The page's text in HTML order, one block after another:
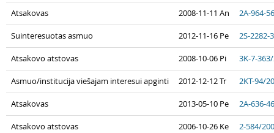
Atsakovas 2008-11-11 An 2A-964-
Suinteresuotas asmuo 2012-11-16 Pe 2S-2282-
Atsakovo atstovas 2008-10-06 Pi 3K-7-
Asmuo/institucija viešajam interesui apginti 2012-12-12 Tr 2KT-94/
Atsakovas 2013-05-10 Pe 2A-636-
Atsakovo atstovas 2006-10-26 Ke 2-584/